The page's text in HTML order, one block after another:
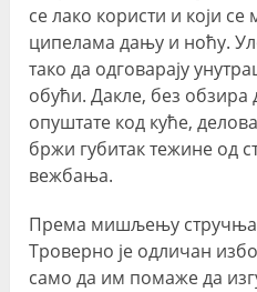
се лако користи и који
ципелама дању и ноћу.
тако да одговарају
обући. Дакле, без обзира
опуштате код куће,
бржи губитак тежине од
вежбања.
Према мишљењу
Троверно је одличан
само да им помаже да